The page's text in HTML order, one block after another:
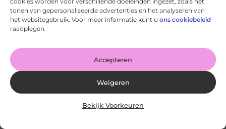
tonen van gepersonaliseerde advertenties en het analyseren van
het websitegebruik. Voor meer informatie kunt u ons cookiebeleid
raadplegen.
Accepteren
Weigeren
Bekijk Voorkeuren
Wanneer schakel je een glaszetter in en wat kun je van
hem verwachten?
Goed artikel? Deel hem dan op: Share on X (Twitter)